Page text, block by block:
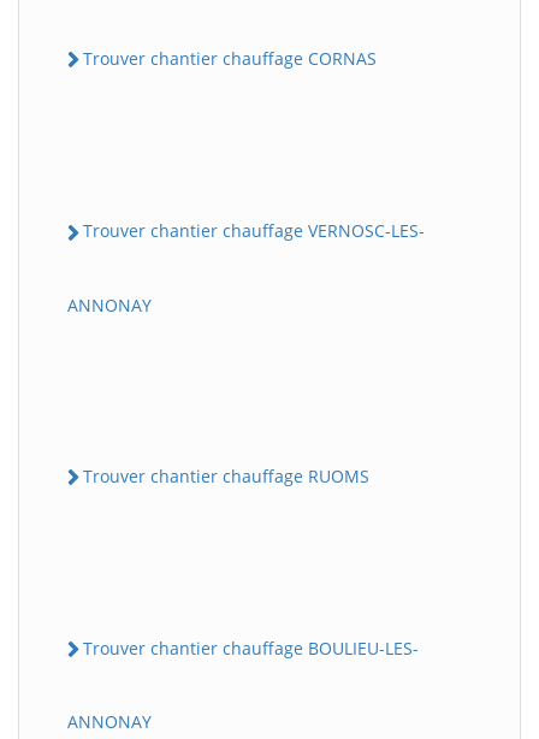
Trouver chantier chauffage CORNAS
Trouver chantier chauffage VERNOSC-LES-
ANNONAY
Trouver chantier chauffage RUOMS
Trouver chantier chauffage BOULIEU-LES-
ANNONAY